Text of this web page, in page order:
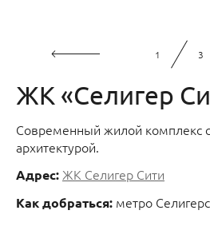
1 3
ЖК «Селигер
Современный жилой комплекс
архитектурой.
Адрес: ЖК Селигер Сити
Как добраться: метро